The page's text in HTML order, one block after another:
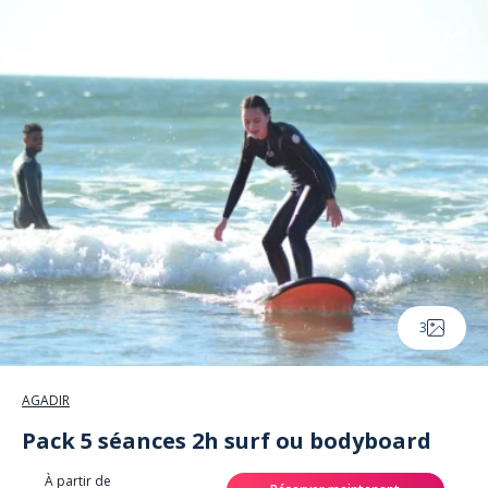
3
AGADIR
Pack 5 séances 2h surf ou bodyboard
À partir de